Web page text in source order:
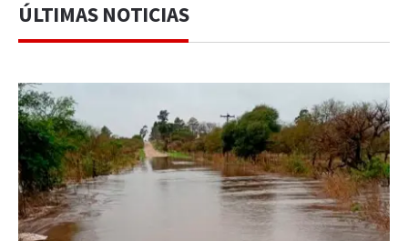
ÚLTIMAS NOTICIAS